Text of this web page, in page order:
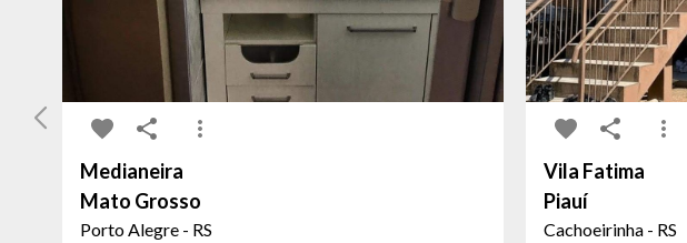
Medianeira
Mato Grosso
Porto Alegre - RS
Vila Fatima
Piauí
Cachoeirinha - RS